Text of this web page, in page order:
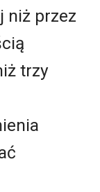
niż przez
trzy